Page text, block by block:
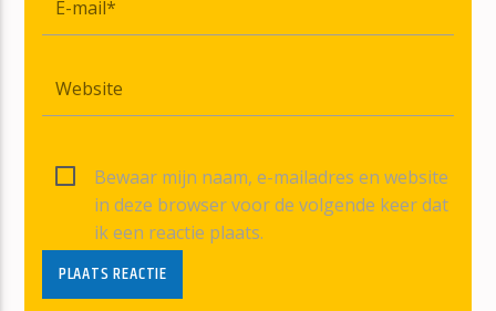
Bewaar mijn naam, e-mailadres en website
in deze browser voor de volgende keer dat
ik een reactie plaats.